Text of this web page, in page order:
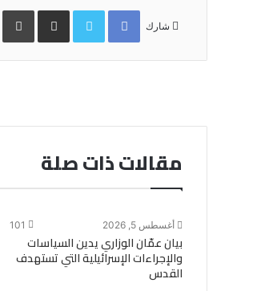
شارك
Facebook
Twitterمشاركة
البريد
مقالات ذات صلة
أغسطس 5, 2026 101
بيان عمّان الوزاري يدين السياسات
والإجراءات الإسرائيلية التي تستهدف
القدس